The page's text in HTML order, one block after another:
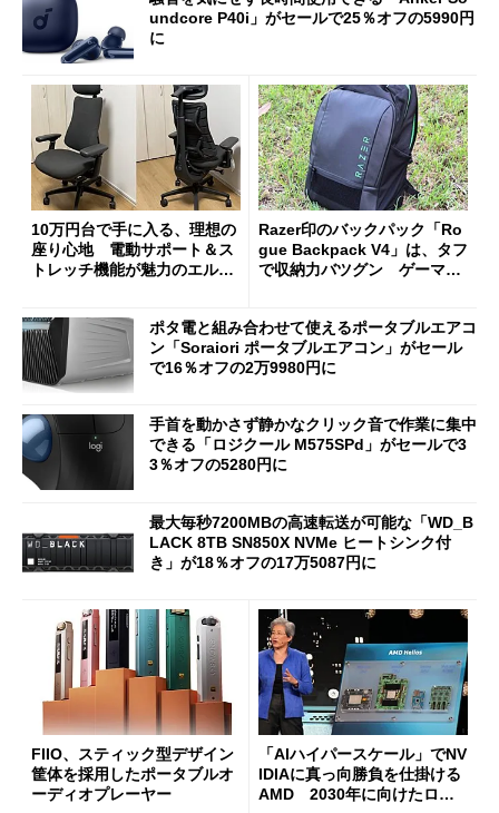
undcore P40i」がセールで25％オフの5990円
に
10万円台で手に入る、理想の
座り心地 電動サポート＆ス
トレッチ機能が魅力のエルゴ
Razer印のバックパック「Ro
gue Backpack V4」は、タフ
で収納力バツグン ゲーマー
ポタ電と組み合わせて使えるポータブルエアコ
ン「Soraiori ポータブルエアコン」がセール
で16％オフの2万9980円に
手首を動かさず静かなクリック音で作業に集中
できる「ロジクール M575SPd」がセールで3
3％オフの5280円に
最大毎秒7200MBの高速転送が可能な「WD_B
LACK 8TB SN850X NVMe ヒートシンク付
き」が18％オフの17万5087円に
FIIO、スティック型デザイン
筐体を採用したポータブルオ
ーディオプレーヤー
「AIハイパースケール」でNV
IDIAに真っ向勝負を仕掛ける
AMD 2030年に向けたロー